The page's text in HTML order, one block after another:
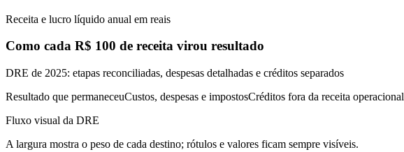
Receita e lucro líquido anual em reais
Como cada R$ 100 de receita virou resultado
DRE de 2025: etapas reconciliadas, despesas detalhadas e créditos separados
Resultado que permaneceuCustos, despesas e impostosCréditos fora da receita operacional
Fluxo visual da DRE
A largura mostra o peso de cada destino; rótulos e valores ficam sempre visíveis.